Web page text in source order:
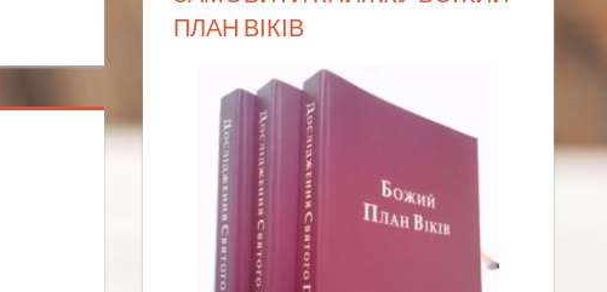
ПЛАН ВІКІВ